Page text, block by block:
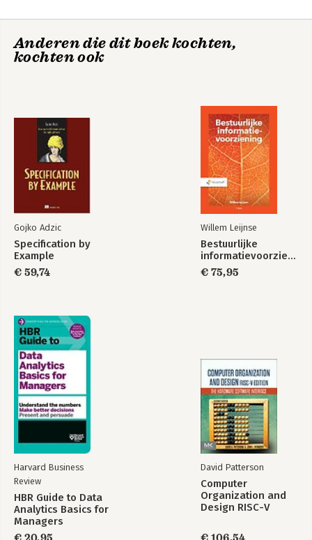
Anderen die dit boek kochten,
kochten ook
Gojko Adzic
Specification by
Example
€ 59,74
Willem Leijnse
Bestuurlijke
informatievoorziening
€ 75,95
Harvard Business
Review
HBR Guide to Data
Analytics Basics for
Managers
David Patterson
Computer
Organization and
Design RISC-V